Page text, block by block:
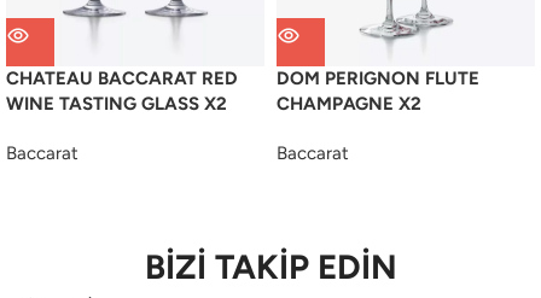
CHATEAU BACCARAT RED
WINE TASTING GLASS X2
Baccarat
DOM PERIGNON FLUTE
CHAMPAGNE X2
Baccarat
BİZİ TAKİP EDİN